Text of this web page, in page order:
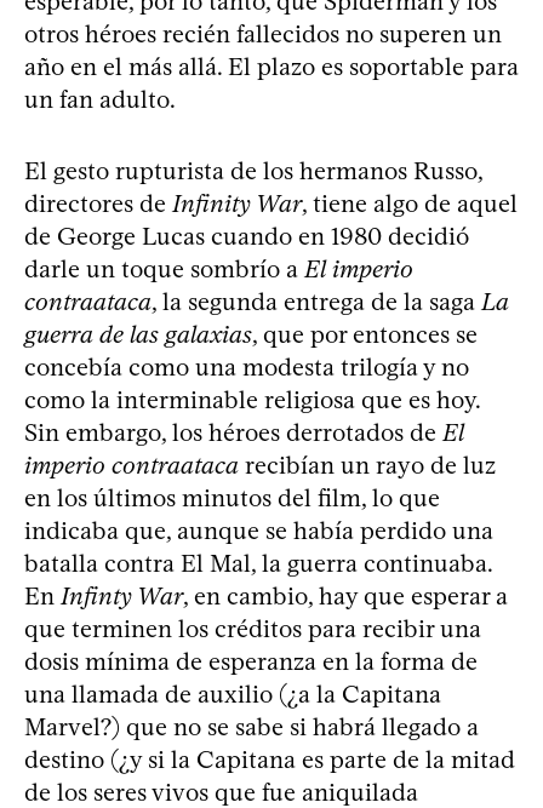
otros héroes recién fallecidos no superen un
año en el más allá. El plazo es soportable para
un fan adulto.
El gesto rupturista de los hermanos Russo,
directores deInfinity War, tiene algo de aquel
de George Lucas cuando en 1980 decidió
darle un toque sombrío aEl imperio
contraataca, la segunda entrega de la sagaLa
guerra de las galaxias, que por entonces se
concebía como una modesta trilogía y no
como la interminable religiosa que es hoy.
Sin embargo, los héroes derrotados deEl
imperio contraataca recibían un rayo de luz
en los últimos minutos del film, lo que
indicaba que, aunque se había perdido una
batalla contra El Mal, la guerra continuaba.
EnInfinty War, en cambio, hay que esperar a
que terminen los créditos para recibir una
dosis mínima de esperanza en la forma de
una llamada de auxilio (¿a la Capitana
Marvel?) que no se sabe si habrá llegado a
destino (¿y si la Capitana es parte de la mitad
de los seres vivos que fue aniquilada